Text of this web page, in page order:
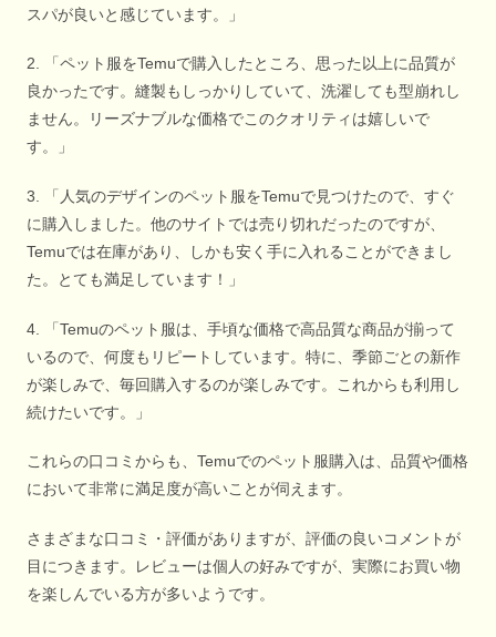
スパが良いと感じています。」
2. 「ペット服をTemuで購入したところ、思った以上に品質が
良かったです。縫製もしっかりしていて、洗濯しても型崩れし
ません。リーズナブルな価格でこのクオリティは嬉しいで
す。」
3. 「人気のデザインのペット服をTemuで見つけたので、すぐ
に購入しました。他のサイトでは売り切れだったのですが、
Temuでは在庫があり、しかも安く手に入れることができまし
た。とても満足しています！」
4. 「Temuのペット服は、手頃な価格で高品質な商品が揃って
いるので、何度もリピートしています。特に、季節ごとの新作
が楽しみで、毎回購入するのが楽しみです。これからも利用し
続けたいです。」
これらの口コミからも、Temuでのペット服購入は、品質や価格
において非常に満足度が高いことが伺えます。
さまざまな口コミ・評価がありますが、評価の良いコメントが
目につきます。レビューは個人の好みですが、実際にお買い物
を楽しんでいる方が多いようです。